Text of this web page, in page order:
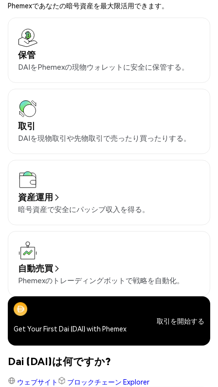
Phemexであなたの暗号資産を最大限活用できます。
保管
DAIをPhemexの現物ウォレットに安全に保管する。
取引
DAIを現物取引や先物取引で売ったり買ったりする。
資産運用
暗号資産で安全にパッシブ収入を得る。
自動売買
Phemexのトレーディングボットで戦略を自動化。
Get Your First Dai (DAI) with Phemex
取引を開始する
Dai (DAI)は何ですか?
ウェブサイト ブロックチェーン Explorer